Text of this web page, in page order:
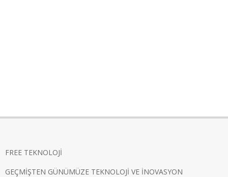
FREE TEKNOLOJİ
GEÇMİŞTEN GÜNÜMÜZE TEKNOLOJİ VE İNOVASYON